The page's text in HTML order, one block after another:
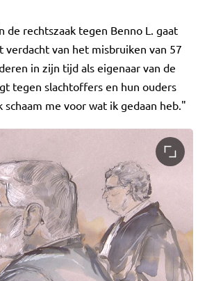
de rechtszaak tegen Benno L. gaat
verdacht van het misbruiken van 57
in zijn tijd als eigenaar van de
tegen slachtoffers en hun ouders
me voor wat ik gedaan heb."